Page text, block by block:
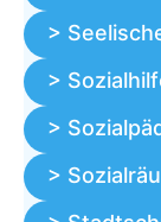
>
>
>
>